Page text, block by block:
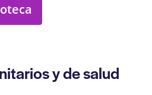
y de salud